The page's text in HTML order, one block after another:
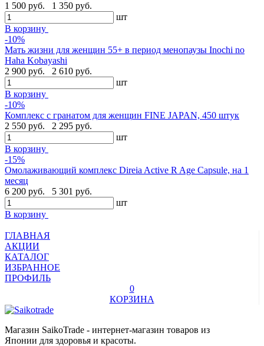
1 500 руб.
1 350 руб.
шт
В корзину
-10%
Мать жизни для женщин 55+ в период менопаузы Inochi no
Haha Kobayashi
2 900 руб.
2 610 руб.
шт
В корзину
-10%
Комплекс с гранатом для женщин FINE JAPAN, 450 штук
2 550 руб.
2 295 руб.
шт
В корзину
-15%
Омолаживающий комплекс Direia Active R Age Capsule, на 1
месяц
6 200 руб.
5 301 руб.
шт
В корзину
ГЛАВНАЯ
АКЦИИ
КАТАЛОГ
ИЗБРАННОЕ
ПРОФИЛЬ
0
КОРЗИНА
Магазин SaikoTrade - интернет-магазин товаров из
Японии для здоровья и красоты.